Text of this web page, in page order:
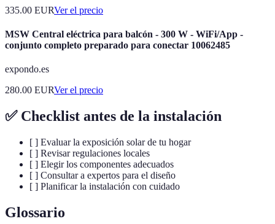
335.00 EURVer el precio
MSW Central eléctrica para balcón - 300 W - WiFi/App -
conjunto completo preparado para conectar 10062485
expondo.es
280.00 EURVer el precio
✅ Checklist antes de la instalación
[ ] Evaluar la exposición solar de tu hogar
[ ] Revisar regulaciones locales
[ ] Elegir los componentes adecuados
[ ] Consultar a expertos para el diseño
[ ] Planificar la instalación con cuidado
Glossario